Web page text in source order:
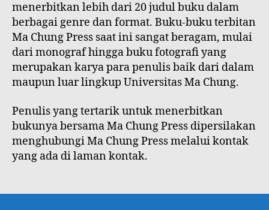
menerbitkan lebih dari 20 judul buku dalam
berbagai genre dan format. Buku-buku terbitan
Ma Chung Press saat ini sangat beragam, mulai
dari monograf hingga buku fotografi yang
merupakan karya para penulis baik dari dalam
maupun luar lingkup Universitas Ma Chung.
Penulis yang tertarik untuk menerbitkan
bukunya bersama Ma Chung Press dipersilakan
menghubungi Ma Chung Press melalui kontak
yang ada di laman kontak.